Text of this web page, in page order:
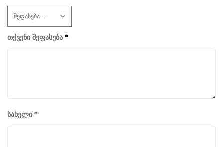
თქვენი შეფასება *
სახელი *